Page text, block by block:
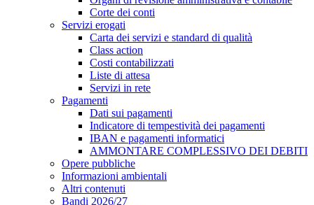
Corte dei conti
Servizi erogati
Carta dei servizi e standard di qualità
Class action
Costi contabilizzati
Liste di attesa
Servizi in rete
Pagamenti
Dati sui pagamenti
Indicatore di tempestività dei pagamenti
IBAN e pagamenti informatici
AMMONTARE COMPLESSIVO DEI DEBITI
Opere pubbliche
Informazioni ambientali
Altri contenuti
Bandi 2026/27